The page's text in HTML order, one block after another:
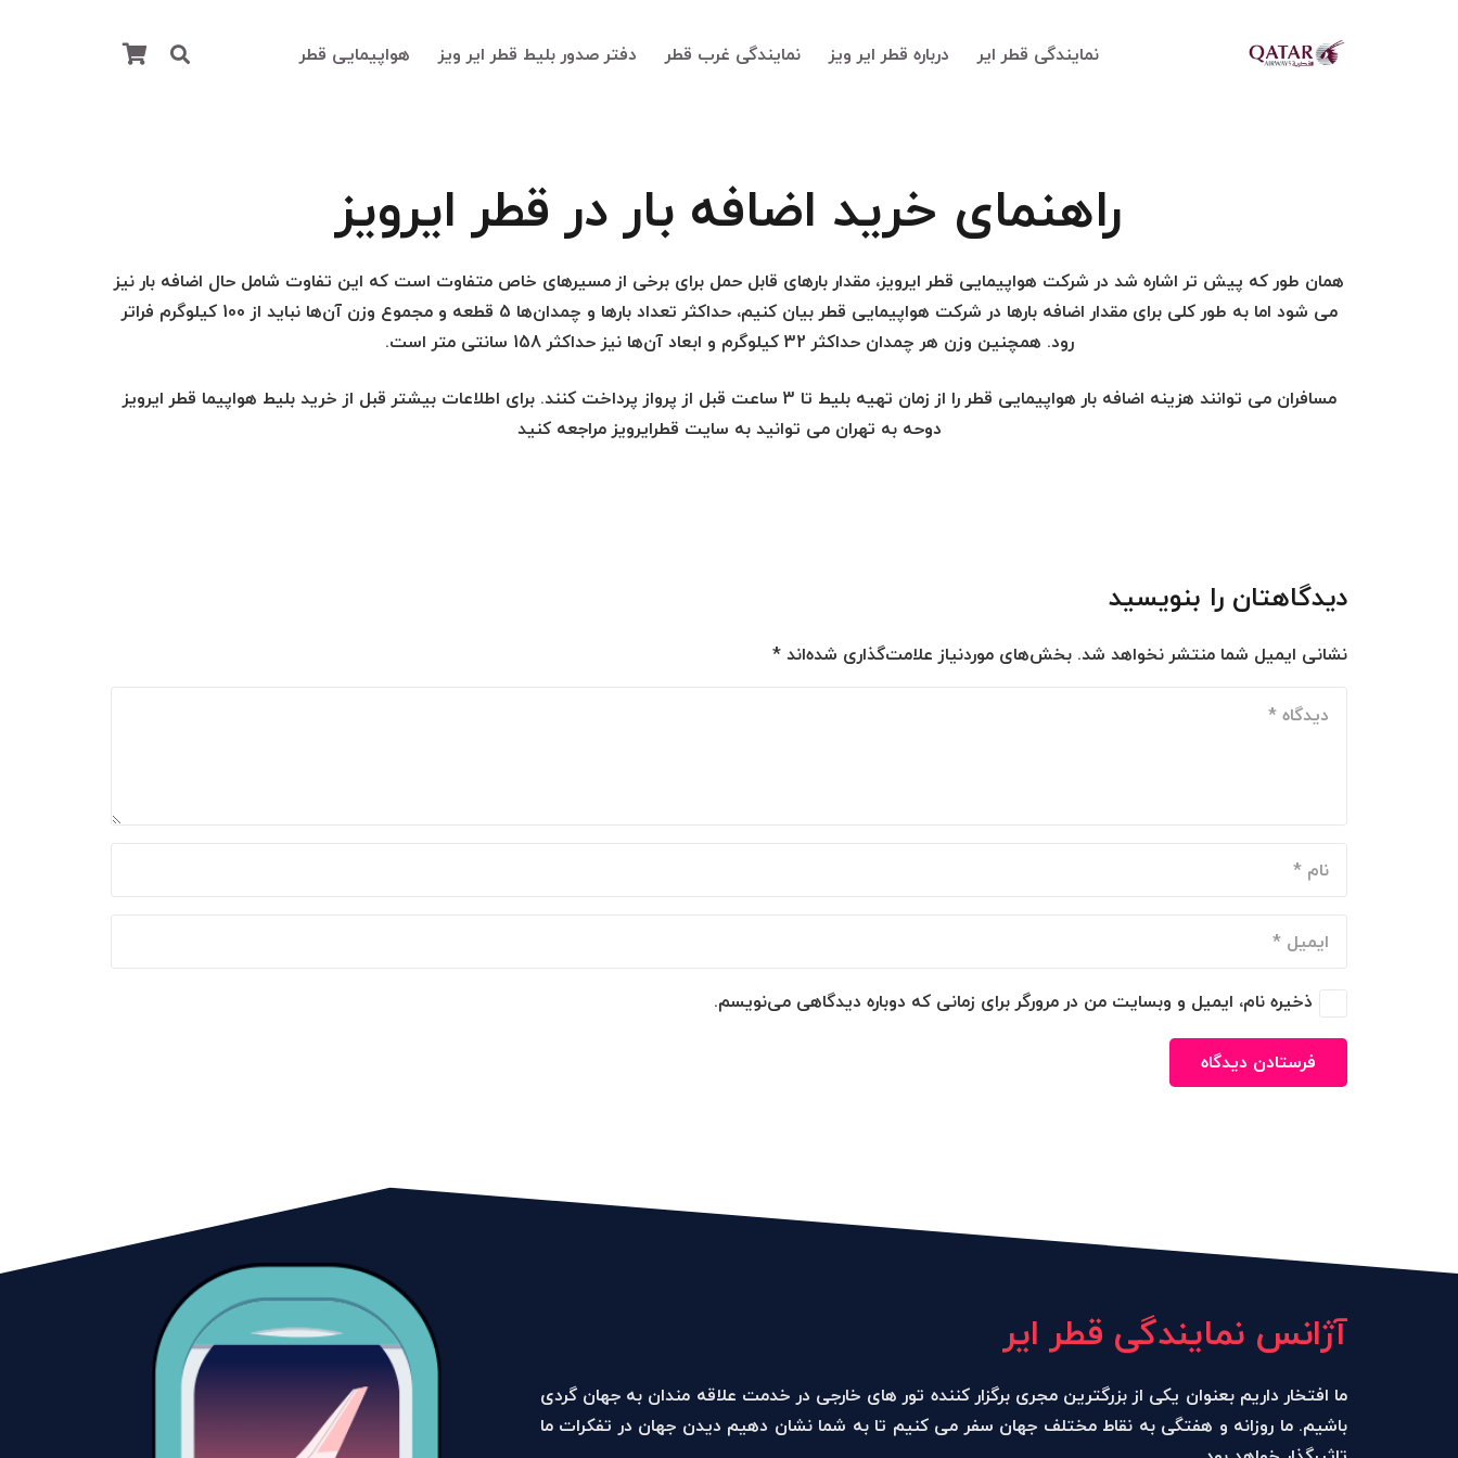
نمایندگی قطر ایر درباره قطر ایر ویز نمایندگی غرب قطر دفتر صدور بلیط قطر ایر ویز هواپیمایی قطر
راهنمای خرید اضافه بار در قطر ایرویز
همان طور که پیش تر اشاره شد در شرکت هواپیمایی قطر ایرویز، مقدار بارهای قابل حمل برای برخی از مسیرهای خاص متفاوت است که این تفاوت شامل حال اضافه بار نیز
می شود اما به طور کلی برای مقدار اضافه بارها در شرکت هواپیمایی قطر بیان کنیم، حداکثر تعداد بارها و چمدان‌ها 5 قطعه و مجموع وزن آن‌ها نباید از 100 کیلوگرم فراتر
رود. همچنین وزن هر چمدان حداکثر 32 کیلوگرم و ابعاد آن‌ها نیز حداکثر 158 سانتی متر است.
مسافران می توانند هزینه اضافه بار هواپیمایی قطر را از زمان تهیه بلیط تا 3 ساعت قبل از پرواز پرداخت کنند. برای اطلاعات بیشتر قبل از خرید بلیط هواپیما قطر ایرویز
دوحه به تهران می توانید به سایت قطرایرویز مراجعه کنید
دیدگاهتان را بنویسید
نشانی ایمیل شما منتشر نخواهد شد. بخش‌های موردنیاز علامت‌گذاری شده‌اند*
ذخیره نام، ایمیل و وبسایت من در مرورگر برای زمانی که دوباره دیدگاهی می‌نویسم.
فرستادن دیدگاه
آژانس نمایندگی قطر ایر
ما افتخار داریم بعنوان یکی از بزرگترین مجری برگزار کننده تور های خارجی در خدمت علاقه مندان به جهان گردی
باشیم. ما روزانه و هفتگی به نقاط مختلف جهان سفر می کنیم تا به شما نشان دهیم دیدن جهان در تفکرات ما